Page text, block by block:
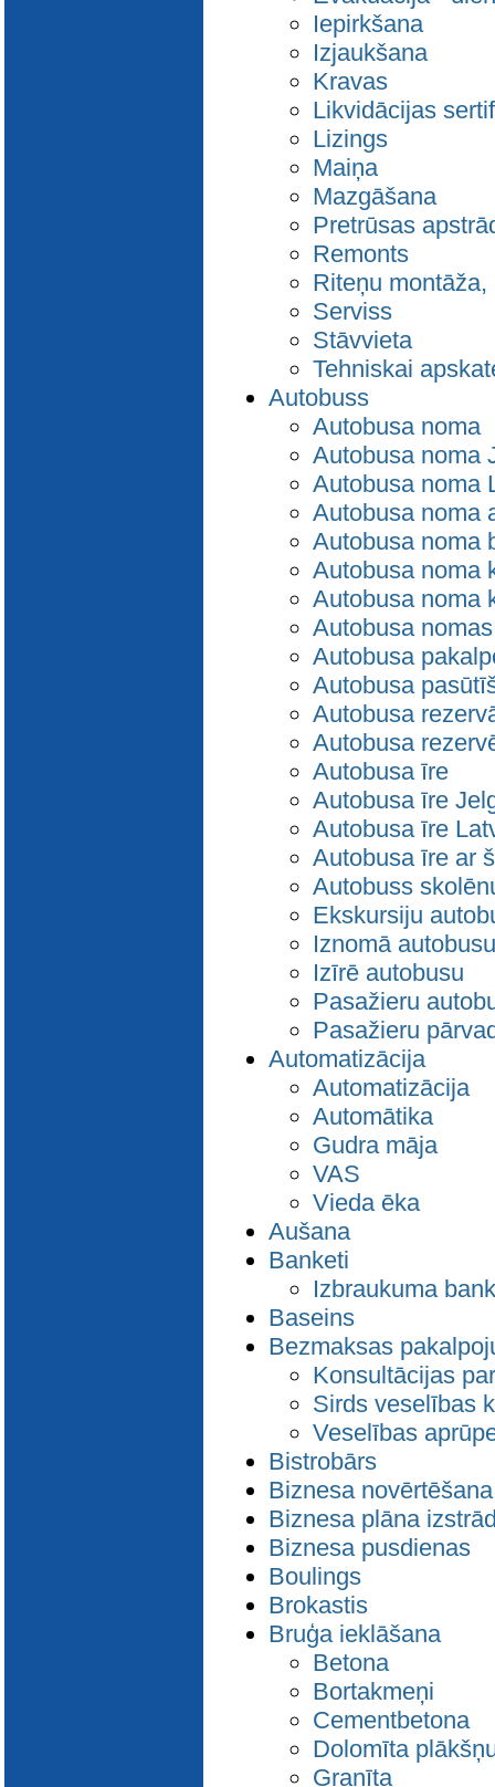
Iepirkšana
Izjaukšana
Kravas
Likvidācijas
Lizings
Maiņa
Mazgāšana
Pretrūsas
Remonts
Riteņu
Serviss
Stāvvieta
Tehniskai
Autobuss
Autobusa noma
Autobusa noma
Autobusa noma
Autobusa noma
Autobusa noma
Autobusa noma
Autobusa noma
Autobusa
Autobusa
Autobusa
Autobusa
Autobusa
Autobusa īre
Autobusa īre
Autobusa īre
Autobusa īre ar
Autobuss
Ekskursiju
Iznomā autobusu
Izīrē autobusu
Pasažieru
Pasažieru
Automatizācija
Automatizācija
Automātika
Gudra māja
VAS
Vieda ēka
Aušana
Banketi
Izbraukuma
Baseins
Bezmaksas
Konsultācijas
Sirds veselības
Veselības
Bistrobārs
Biznesa novērtēšana
Biznesa plāna
Biznesa pusdienas
Boulings
Brokastis
Bruģa ieklāšana
Betona
Bortakmeņi
Cementbetona
Dolomīta
Granīta